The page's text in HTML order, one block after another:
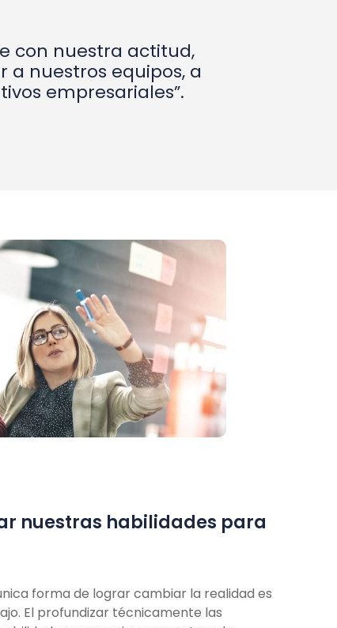
con nuestra actitud,
a nuestros equipos, a
empresariales”.
nuestras habilidades para
forma de lograr cambiar la realidad es
El profundizar técnicamente las